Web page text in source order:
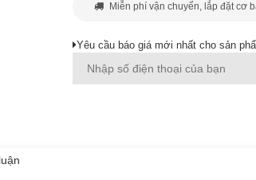
Miễn phí vận chuyển, lắp đặt cơ
Yêu cầu báo giá mới nhất cho sản